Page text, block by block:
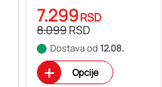
7.299RSD
8.099RSD
Dostava od 12.08.
Opcije